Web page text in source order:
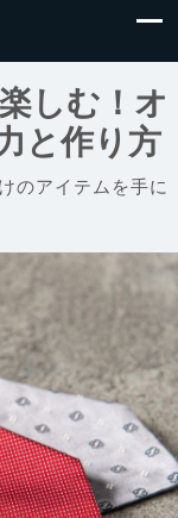
しむ！オ
と作り方
のアイテムを手に